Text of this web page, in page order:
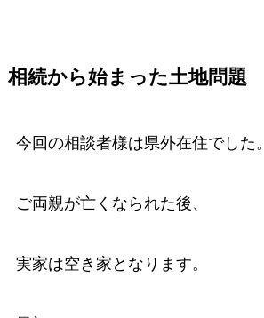
相続から始まった土地問題
今回の相談者様は県外在住でした。
ご両親が亡くなられた後、
実家は空き家となります。